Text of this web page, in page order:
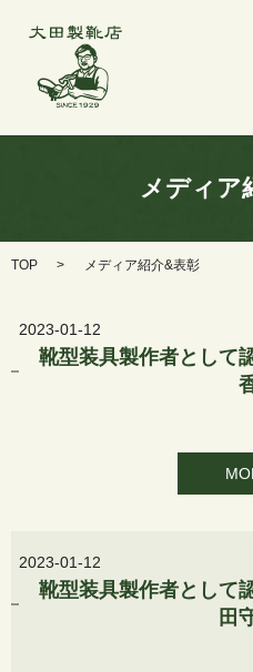
メディア
TOP メディア紹介&表彰
2023-01-12
靴型装具製作者とし
2023-01-12
靴型装具製作者とし
田